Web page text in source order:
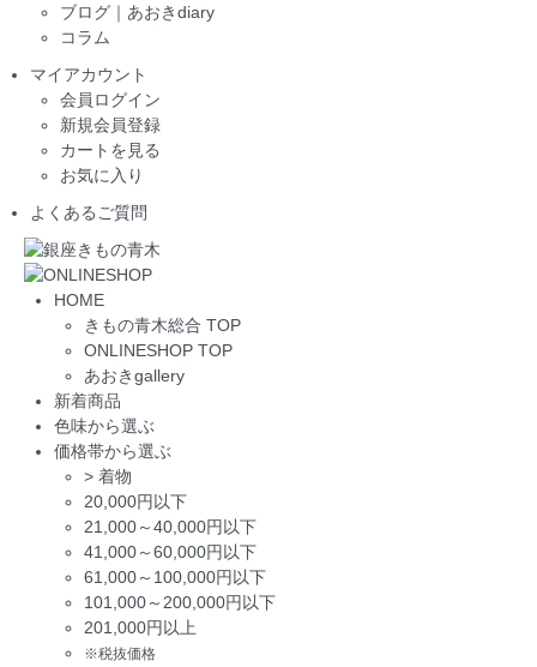
ブログ｜あおきdiary
コラム
マイアカウント
会員ログイン
新規会員登録
カートを見る
お気に入り
よくあるご質問
HOME
きもの青木総合 TOP
ONLINESHOP TOP
あおきgallery
新着商品
色味から選ぶ
価格帯から選ぶ
> 着物
20,000円以下
21,000～40,000円以下
41,000～60,000円以下
61,000～100,000円以下
101,000～200,000円以下
201,000円以上
※税抜価格